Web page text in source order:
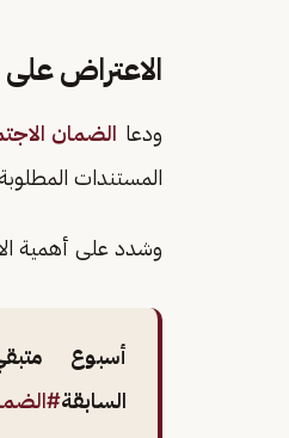
الاعتراض
ودعا الضمان
المستندات المطلوبة قبل
وشدد على أهمية
أسبوع
السابقة